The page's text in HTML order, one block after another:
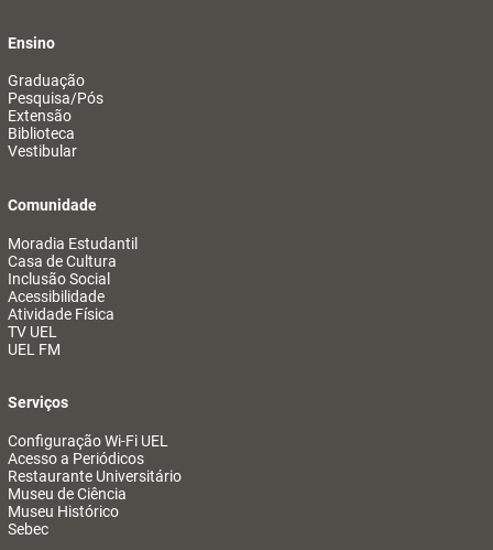
Ensino
Graduação
Pesquisa/Pós
Extensão
Biblioteca
Vestibular
Comunidade
Moradia Estudantil
Casa de Cultura
Inclusão Social
Acessibilidade
Atividade Física
TV UEL
UEL FM
Serviços
Configuração Wi-Fi UEL
Acesso a Periódicos
Restaurante Universitário
Museu de Ciência
Museu Histórico
Sebec